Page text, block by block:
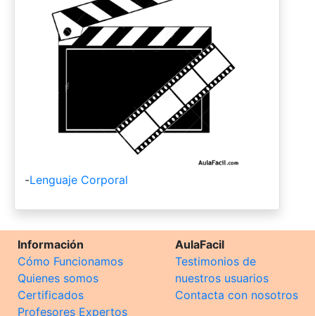
-Lenguaje Corporal
Información
Cómo Funcionamos
Quienes somos
Certificados
Profesores Expertos
AulaFacil
Testimonios de
nuestros usuarios
Contacta con nosotros